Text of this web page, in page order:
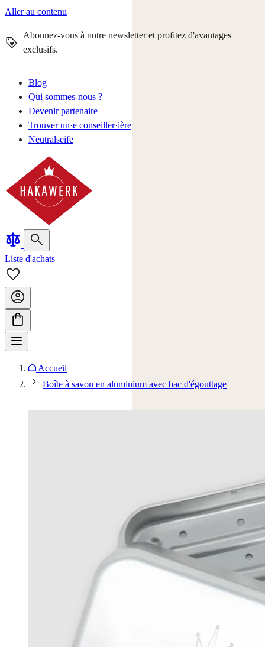
Aller au contenu
Abonnez-vous à notre newsletter et profitez d'avantages
exclusifs.
Blog
Qui sommes-nous ?
Devenir partenaire
Trouver un·e conseiller·ière
Neutralseife
Liste d'achats
Accueil
Boîte à savon en aluminium avec bac d'égouttage